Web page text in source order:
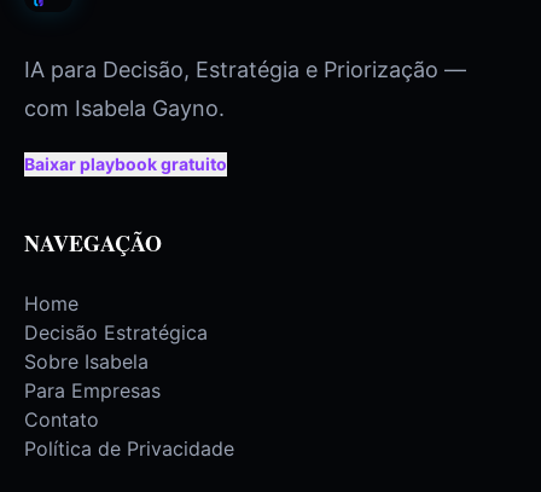
IA para Decisão, Estratégia e Priorização —
com Isabela Gayno.
Baixar playbook gratuito
NAVEGAÇÃO
Home
Decisão Estratégica
Sobre Isabela
Para Empresas
Contato
Política de Privacidade